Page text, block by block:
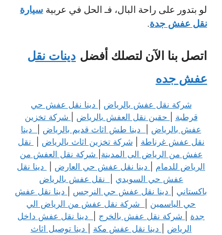
لو بتدور على راحة البال، فـ الحل في عربية سيارة
نقل عفش جدة.
اتصل بنا الآن لتصلك أفضل دينات نقل
عفش جده
شركة نقل عفش بالرياض
دينا نقل عفش حي
قرطبة
حقين نقل العفش بالرياض
شركة تخزين
عفش بالرياض
دينا طش اثاث قديم بالرياض
دينا
نقل عفش غرناطة
شركة تخزين اثاث بالرياض
نقل
عفش من الرياض الى المدينة
شركة نقل العفش من
الرياض للدمام
دينا نقل عفش حي العارض
دينا نقل
عفش حي السويدي
نقل عفش بالرياض
باكستاني
دينا نقل عفش حي النرجس
دينا نقل عفش
حي الياسمين
شركة نقل عفش من الرياض الي
جدة
شركة نقل عفش بالخرج
دينا نقل عفش داخل
الرياض
دينا نقل عفش مكة
دينا توصيل اثاث